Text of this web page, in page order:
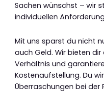
Sachen wünschst – wir
individuellen
Mit uns sparst du nicht
auch Geld. Wir bieten
Verhältnis und
Kostenaufstellung. Du
Überraschungen bei der